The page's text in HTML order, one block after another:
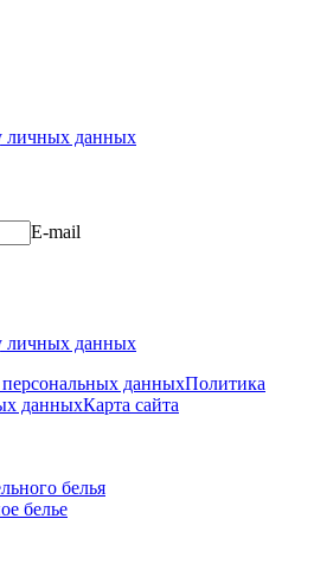
личных данных
E-mail
личных данных
персональных данныхПолитика
данныхКарта сайта
белья
белье